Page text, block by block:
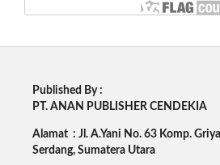
Published By :
PT. ANAN PUBLISHER CENDEKIA
Alamat : Jl. A.Yani No. 63 Komp.
Serdang, Sumatera Utara